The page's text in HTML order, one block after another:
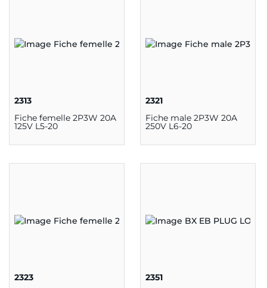
2313
Fiche femelle 2P3W 20A
125V L5-20
2321
Fiche male 2P3W 20A
250V L6-20
2323
2351